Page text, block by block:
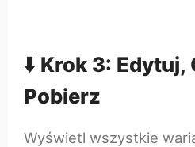
⬇️ Krok 3: Edytuj,
Pobierz
Wyświetl wszystkie